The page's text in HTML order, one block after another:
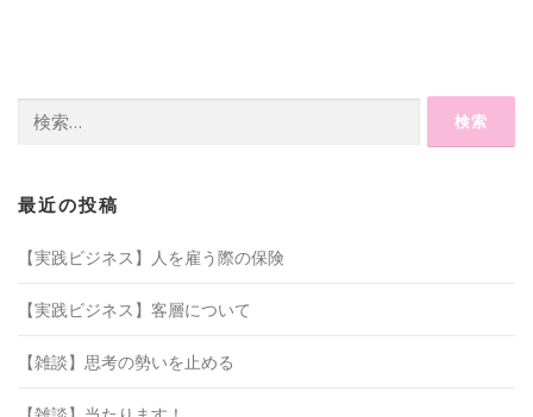
シ
索:
最近の投稿
【実践ビジネス】人を雇う際の保険
【実践ビジネス】客層について
【雑談】思考の勢いを止める